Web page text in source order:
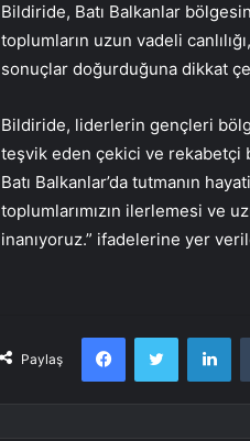
Bildiride, Batı Balkanlar
toplumların uzun vadeli
sonuçlar doğurduğuna dikkat
Bildiride, liderlerin gençleri
teşvik eden çekici ve rekabetçi
Batı Balkanlar’da tutmanın
toplumlarımızın ilerlemesi ve
inanıyoruz.” ifadelerine yer
Paylaş
FacebookTwitter